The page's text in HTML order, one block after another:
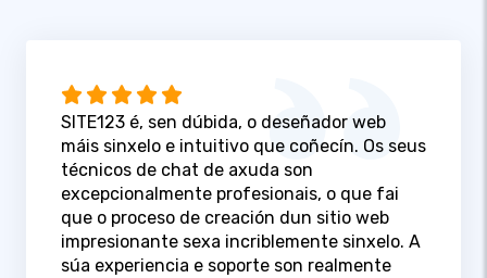
SITE123 é, sen dúbida, o deseñador web
máis sinxelo e intuitivo que coñecín. Os seus
técnicos de chat de axuda son
excepcionalmente profesionais, o que fai
que o proceso de creación dun sitio web
impresionante sexa incriblemente sinxelo. A
súa experiencia e soporte son realmente